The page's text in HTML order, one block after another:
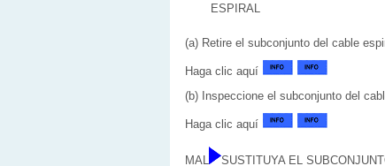
ESPIRAL
(a) Retire el subconjunto del cable
Haga clic aquí
(b) Inspeccione el subconjunto del
Haga clic aquí
MAL
SUSTITUYA EL